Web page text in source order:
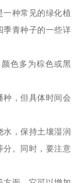
一种常见的绿化植
季青种子的一些详
色多为棕色或黑
种，但具体时间会
水，保持土壤湿润
分。同时，要注意